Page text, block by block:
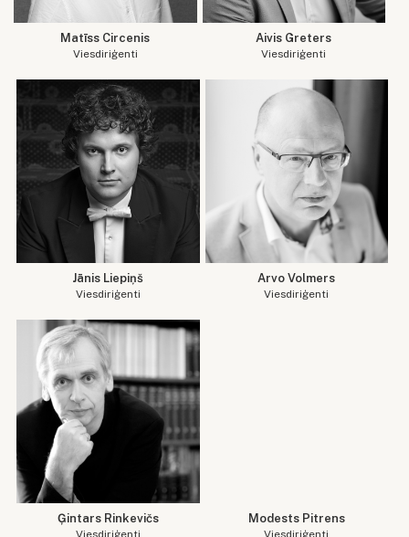
Matīss Circenis
Viesdiriģenti
Aivis Greters
Viesdiriģenti
Jānis Liepiņš
Viesdiriģenti
Arvo Volmers
Viesdiriģenti
Ģintars Rinkevičs
Viesdiriģenti
Modests Pitrens
Viesdiriģenti